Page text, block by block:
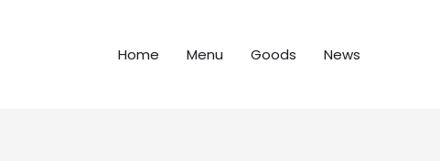
Home Menu Goods News